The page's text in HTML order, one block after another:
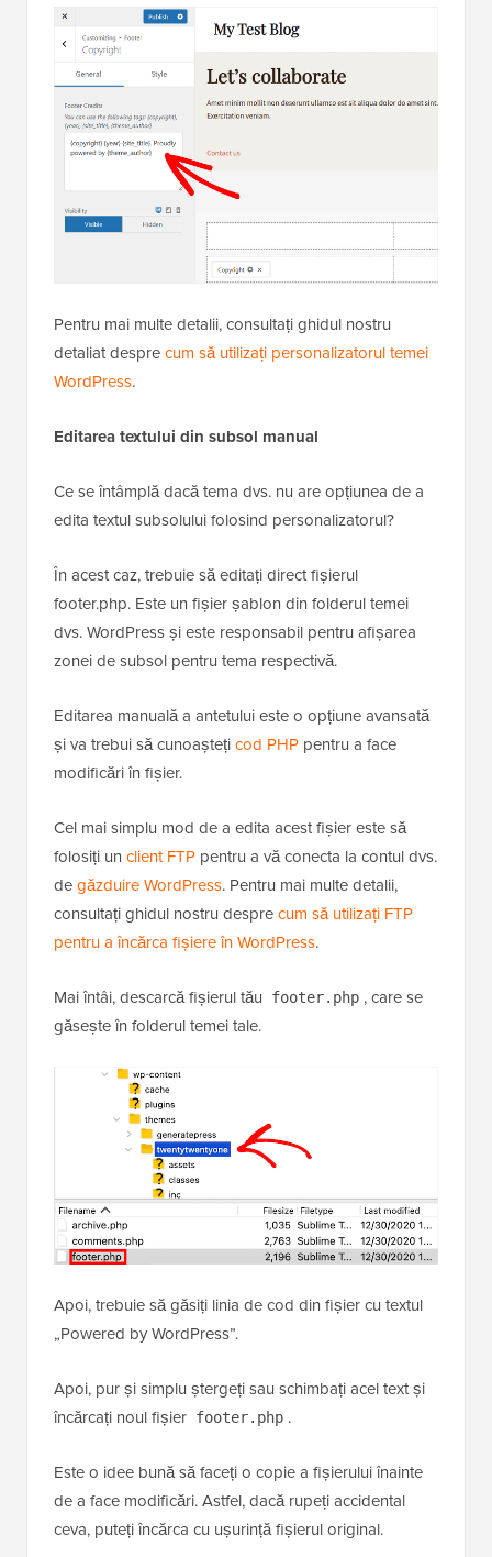
Pentru mai multe detalii, consultați ghidul nostru
detaliat desprecum să utilizați personalizatorul temei
WordPress.
Editarea textului din subsol manual
Ce se întâmplă dacă tema dvs. nu are opțiunea de a
edita textul subsolului folosind personalizatorul?
În acest caz, trebuie să editați direct fișierul
footer.php. Este un fișier șablon din folderul temei
dvs. WordPress și este responsabil pentru afișarea
zonei de subsol pentru tema respectivă.
Editarea manuală a antetului este o opțiune avansată
și va trebui să cunoaștețicod PHP pentru a face
modificări în fișier.
Cel mai simplu mod de a edita acest fișier este să
folosiți un client FTP pentru a vă conecta la contul dvs.
degăzduire WordPress. Pentru mai multe detalii,
consultați ghidul nostru desprecum să utilizați FTP
pentru a încărca fișiere în WordPress.
Mai întâi, descarcă fișierul tău footer.php , care se
găsește în folderul temei tale.
Apoi, trebuie să găsiți linia de cod din fișier cu textul
„Powered by WordPress”.
Apoi, pur și simplu ștergeți sau schimbați acel text și
încărcați noul fișier footer.php .
Este o idee bună să faceți o copie a fișierului înainte
de a face modificări. Astfel, dacă rupeți accidental
ceva, puteți încărca cu ușurință fișierul original.